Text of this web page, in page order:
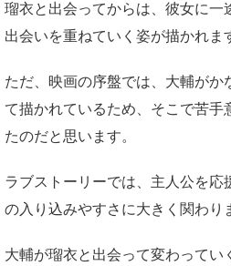
瑠衣と出会ってからは、彼女に一
出会いを重ねていく姿が描かれま
ただ、映画の序盤では、大輔がか
て描かれているため、そこで苦手
たのだと思います。
ラブストーリーでは、主人公を応
の入り込みやすさに大きく関わり
大輔が瑠衣と出会って変わってい